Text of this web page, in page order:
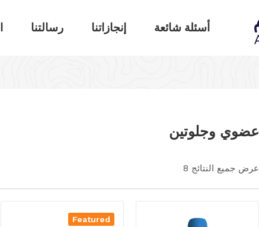
أسئلة شائعة إنجازاتنا رسالتنا
عضوي وجلوتين
عرض جميع النتائج 8
Featured